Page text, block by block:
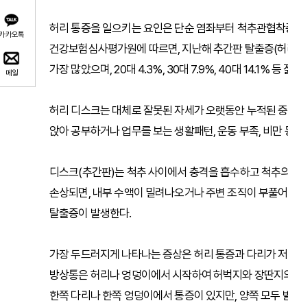
카오톡
메일
허리 통증을 일으키는 요인은 단순 염좌부터 척추관협
건강보험심사평가원에 따르면, 지난해 추간판 탈출증(
가장 많았으며, 20대 4.3%, 30대 7.9%, 40대 14.1% 등
허리 디스크는 대체로 잘못된 자세가 오랫동안 누적된
앉아 공부하거나 업무를 보는 생활패턴, 운동 부족, 비
디스크(추간판)는 척추 사이에서 충격을 흡수하고 척추
손상되면, 내부 수액이 밀려나오거나 주변 조직이 부풀
탈출증이 발생한다.
가장 두드러지게 나타나는 증상은 허리 통증과 다리가
방상통은 허리나 엉덩이에서 시작하여 허벅지와 장딴
한쪽 다리나 한쪽 엉덩이에서 통증이 있지만, 양쪽 모두